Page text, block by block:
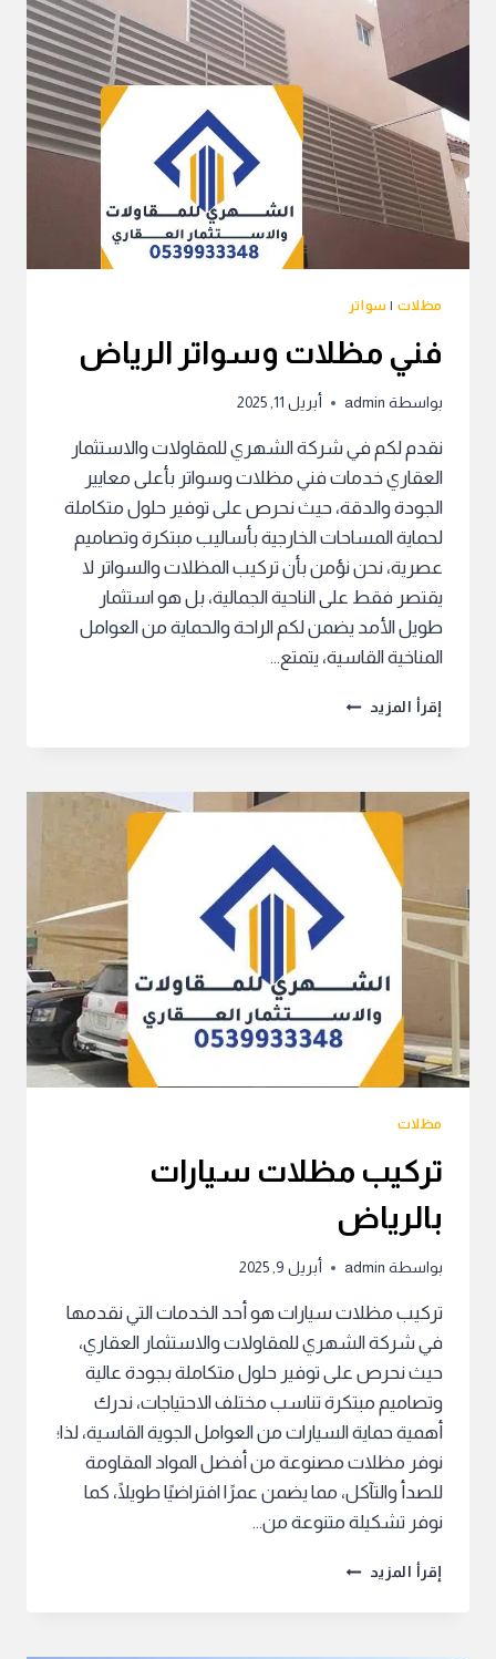
مظلات | سواتر
فني مظلات وسواتر الرياض
بواسطة admin أبريل 11, 2025
نقدم لكم في شركة الشهري للمقاولات والاستثمار
العقاري خدمات فني مظلات وسواتر بأعلى معايير
الجودة والدقة، حيث نحرص على توفير حلول متكاملة
لحماية المساحات الخارجية بأساليب مبتكرة وتصاميم
عصرية، نحن نؤمن بأن تركيب المظلات والسواتر لا
يقتصر فقط على الناحية الجمالية، بل هو استثمار
طويل الأمد يضمن لكم الراحة والحماية من العوامل
المناخية القاسية، يتمتع…
إقرأ المزيد فني
مظلات
تركيب مظلات سيارات
بالرياض
بواسطة admin أبريل 9, 2025
تركيب مظلات سيارات هو أحد الخدمات التي نقدمها
في شركة الشهري للمقاولات والاستثمار العقاري،
حيث نحرص على توفير حلول متكاملة بجودة عالية
وتصاميم مبتكرة تناسب مختلف الاحتياجات، ندرك
أهمية حماية السيارات من العوامل الجوية القاسية، لذا؛
نوفر مظلات مصنوعة من أفضل المواد المقاومة
للصدأ والتآكل، مما يضمن عمرًا افتراضيًا طويلًا، كما
نوفر تشكيلة متنوعة من…
إقرأ المزيد تركيب